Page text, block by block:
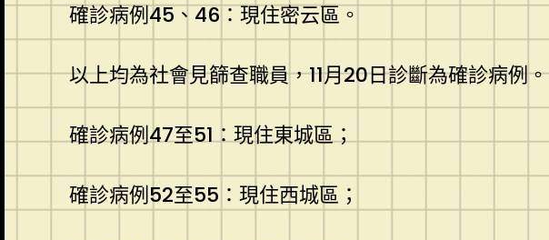
確診病例45、46：現住密云區。
以上均為社會見篩查職員，11月20日診斷為確診病例。
確診病例47至51：現住東城區；
確診病例52至55：現住西城區；